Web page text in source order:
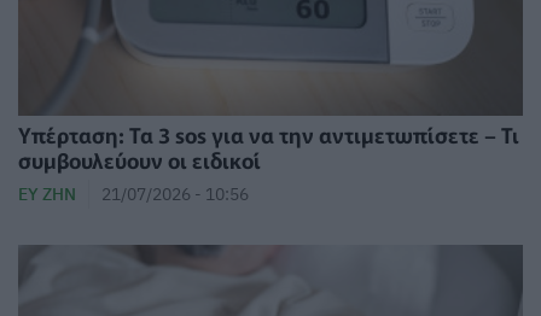
Υπέρταση: Τα 3 sos για να την αντιμετωπίσετε – Τι
συμβουλεύουν οι ειδικοί
ΕΥ ΖΗΝ 21/07/2026 - 10:56